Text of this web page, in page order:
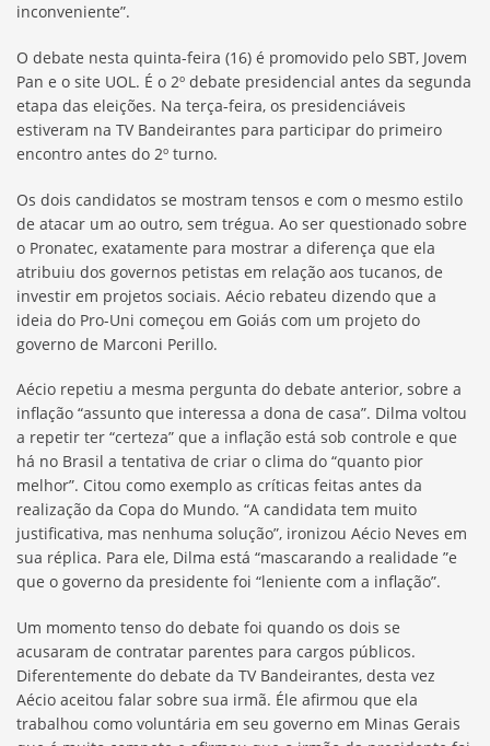
inconveniente”.
O debate nesta quinta-feira (16) é promovido pelo SBT, Jovem
Pan e o site UOL. É o 2º debate presidencial antes da segunda
etapa das eleições. Na terça-feira, os presidenciáveis
estiveram na TV Bandeirantes para participar do primeiro
encontro antes do 2º turno.
Os dois candidatos se mostram tensos e com o mesmo estilo
de atacar um ao outro, sem trégua. Ao ser questionado sobre
o Pronatec, exatamente para mostrar a diferença que ela
atribuiu dos governos petistas em relação aos tucanos, de
investir em projetos sociais. Aécio rebateu dizendo que a
ideia do Pro-Uni começou em Goiás com um projeto do
governo de Marconi Perillo.
Aécio repetiu a mesma pergunta do debate anterior, sobre a
inflação “assunto que interessa a dona de casa”. Dilma voltou
a repetir ter “certeza” que a inflação está sob controle e que
há no Brasil a tentativa de criar o clima do “quanto pior
melhor”. Citou como exemplo as críticas feitas antes da
realização da Copa do Mundo. “A candidata tem muito
justificativa, mas nenhuma solução”, ironizou Aécio Neves em
sua réplica. Para ele, Dilma está “mascarando a realidade ”e
que o governo da presidente foi “leniente com a inflação”.
Um momento tenso do debate foi quando os dois se
acusaram de contratar parentes para cargos públicos.
Diferentemente do debate da TV Bandeirantes, desta vez
Aécio aceitou falar sobre sua irmã. Éle afirmou que ela
trabalhou como voluntária em seu governo em Minas Gerais